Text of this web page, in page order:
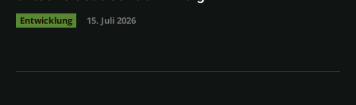
Entwicklung 15. Juli 2026